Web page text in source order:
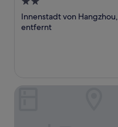
Sterne-
Unterkunft
Innenstadt von
entfernt